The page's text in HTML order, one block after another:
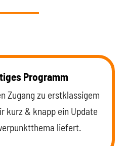
Programm
Zugang zu erstklassigem
kurz & knapp ein Update
liefert.